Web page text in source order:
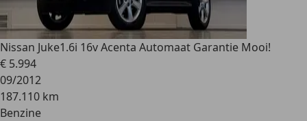
Nissan Juke1.6i 16v Acenta Automaat Garantie Mooi!
€ 5.994
09/2012
187.110 km
Benzine